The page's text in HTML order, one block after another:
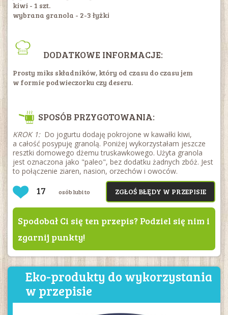
kiwi - 1 szt.
wybrana granola - 2-3 łyżki
DODATKOWE INFORMACJE:
Prosty miks składników, który od czasu do czasu jem
w formie podwieczorku czy deseru.
SPOSÓB PRZYGOTOWANIA:
KROK 1:Do jogurtu dodaję pokrojone w kawałki kiwi,
a całość posypuję granolą. Poniżej wykorzystałam jeszcze
resztki domowego dżemu truskawkowego. Użyta granola
jest oznaczona jako "paleo", bez dodatku żadnych zbóż. Jest
to połączenie ziaren, nasion, orzechów i owoców.
17 osób lubi to ZGŁOŚ BŁĘDY W PRZEPISIE
Spodobał Ci się ten przepis? Podziel się nim i
zgarnij punkty!
Eko-produkty do wykorzystania
w przepisie